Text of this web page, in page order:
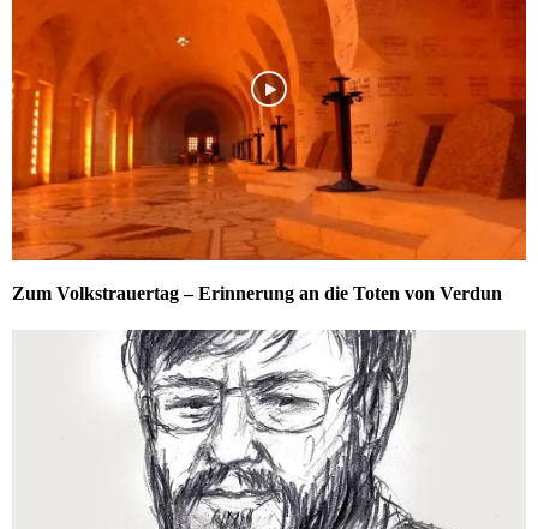
Zum Volkstrauertag – Erinnerung an die Toten von Verdun